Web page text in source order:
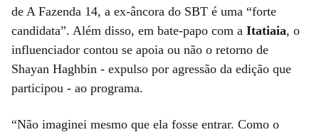
de A Fazenda 14, a ex-âncora do SBT é uma “forte
candidata”. Além disso, em bate-papo com a Itatiaia, o
influenciador contou se apoia ou não o retorno de
Shayan Haghbin - expulso por agressão da edição que
participou - ao programa.
“Não imaginei mesmo que ela fosse entrar. Como o